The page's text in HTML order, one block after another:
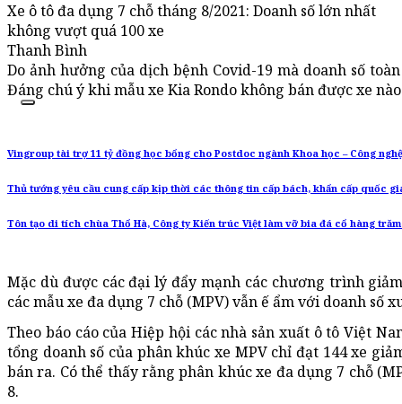
Xe ô tô đa dụng 7 chỗ tháng 8/2021: Doanh số lớn nhất
không vượt quá 100 xe
Thanh Bình
Do ảnh hưởng của dịch bệnh Covid-19 mà doanh số
Đáng chú ý khi mẫu xe Kia Rondo không bán được xe
Vingroup tài trợ 11 tỷ đồng học bổng cho Postdoc ngành Khoa học – Công nghệ
Thủ tướng yêu cầu cung cấp kịp thời các thông tin cấp bách, khẩn cấp quốc
Tôn tạo di tích chùa Thổ Hà, Công ty Kiến trúc Việt làm vỡ bia đá cổ hàng trăm
Mặc dù được các đại lý đẩy mạnh các chương trình
các mẫu xe đa dụng 7 chỗ (MPV) vẫn ế ẩm với doanh số
Theo báo cáo của Hiệp hội các nhà sản xuất ô tô Việt
tổng doanh số của phân khúc xe MPV chỉ đạt 144 xe
bán ra. Có thể thấy rằng phân khúc xe đa dụng 7 chỗ
8.